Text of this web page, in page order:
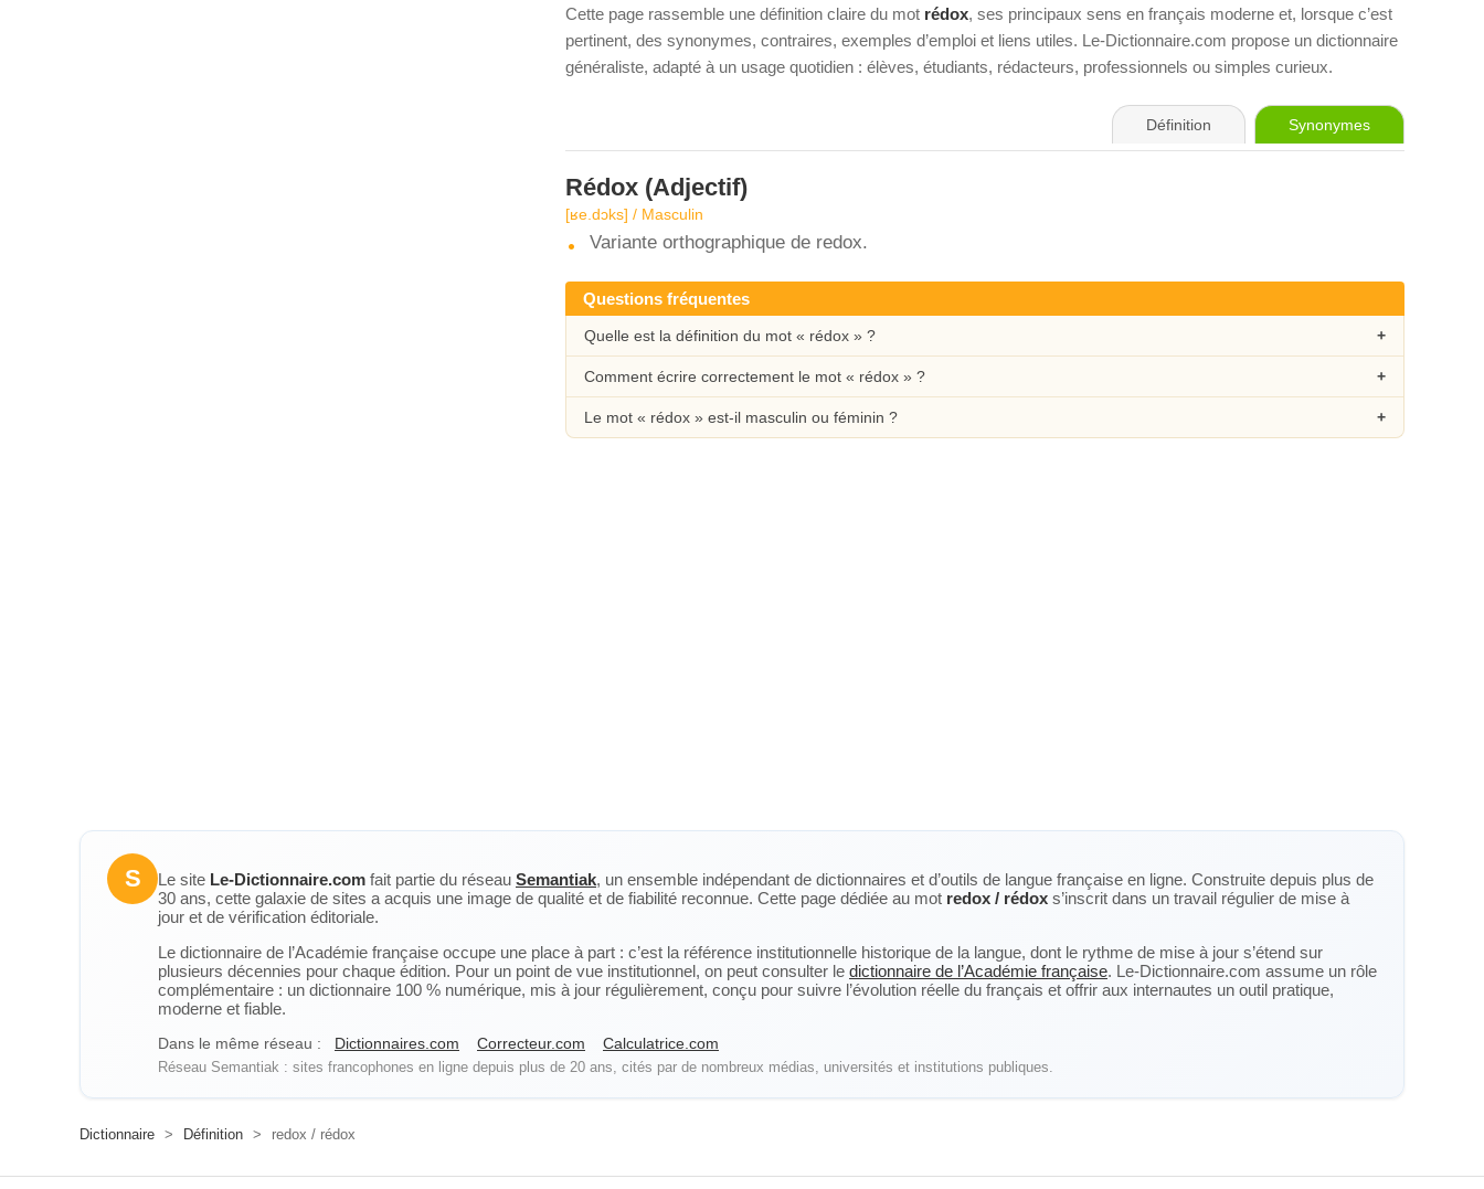
Cette page rassemble une définition claire du mot rédox, ses principaux sens en français moderne et, lorsque c’est
pertinent, des synonymes, contraires, exemples d’emploi et liens utiles. Le-Dictionnaire.com propose un dictionnaire
généraliste, adapté à un usage quotidien : élèves, étudiants, rédacteurs, professionnels ou simples curieux.
Définition Synonymes
Rédox (Adjectif)
[ʁe.dɔks] / Masculin
Variante orthographique de redox.
Questions fréquentes
Quelle est la définition du mot « rédox » ?
Comment écrire correctement le mot « rédox » ?
Le mot « rédox » est-il masculin ou féminin ?
S Le site Le-Dictionnaire.com fait partie du réseau Semantiak, un ensemble indépendant de dictionnaires et d’outils de langue française en ligne. Construite depuis plus de
30 ans, cette galaxie de sites a acquis une image de qualité et de fiabilité reconnue. Cette page dédiée au mot redox / rédox s’inscrit dans un travail régulier de mise à
jour et de vérification éditoriale.
Le dictionnaire de l’Académie française occupe une place à part : c’est la référence institutionnelle historique de la langue, dont le rythme de mise à jour s’étend sur
plusieurs décennies pour chaque édition. Pour un point de vue institutionnel, on peut consulter le dictionnaire de l’Académie française. Le-Dictionnaire.com assume un rôle
complémentaire : un dictionnaire 100 % numérique, mis à jour régulièrement, conçu pour suivre l’évolution réelle du français et offrir aux internautes un outil pratique,
moderne et fiable.
Dans le même réseau : Dictionnaires.com Correcteur.com Calculatrice.com
Réseau Semantiak : sites francophones en ligne depuis plus de 20 ans, cités par de nombreux médias, universités et institutions publiques.
Dictionnaire > Définition > redox / rédox